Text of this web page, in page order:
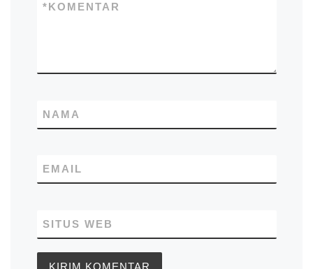
KOMENTAR
*
NAMA
EMAIL
SITUS WEB